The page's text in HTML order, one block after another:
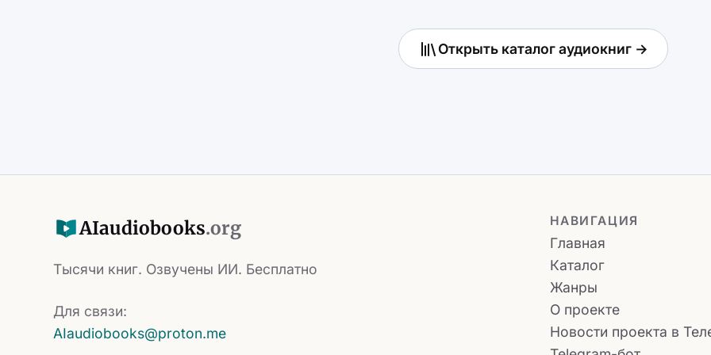
Открыть каталог аудиокниг →
AIaudiobooks.org
Тысячи книг. Озвучены ИИ. Бесплатно
Для связи:
AIaudiobooks@proton.me
НАВИГАЦИЯ
Главная
Каталог
Жанры
О проекте
Новости проекта в